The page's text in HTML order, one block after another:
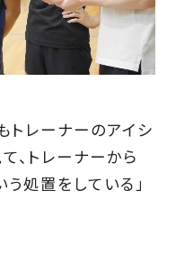
レーナーのアイシ
、トレーナーから
処置をしている」